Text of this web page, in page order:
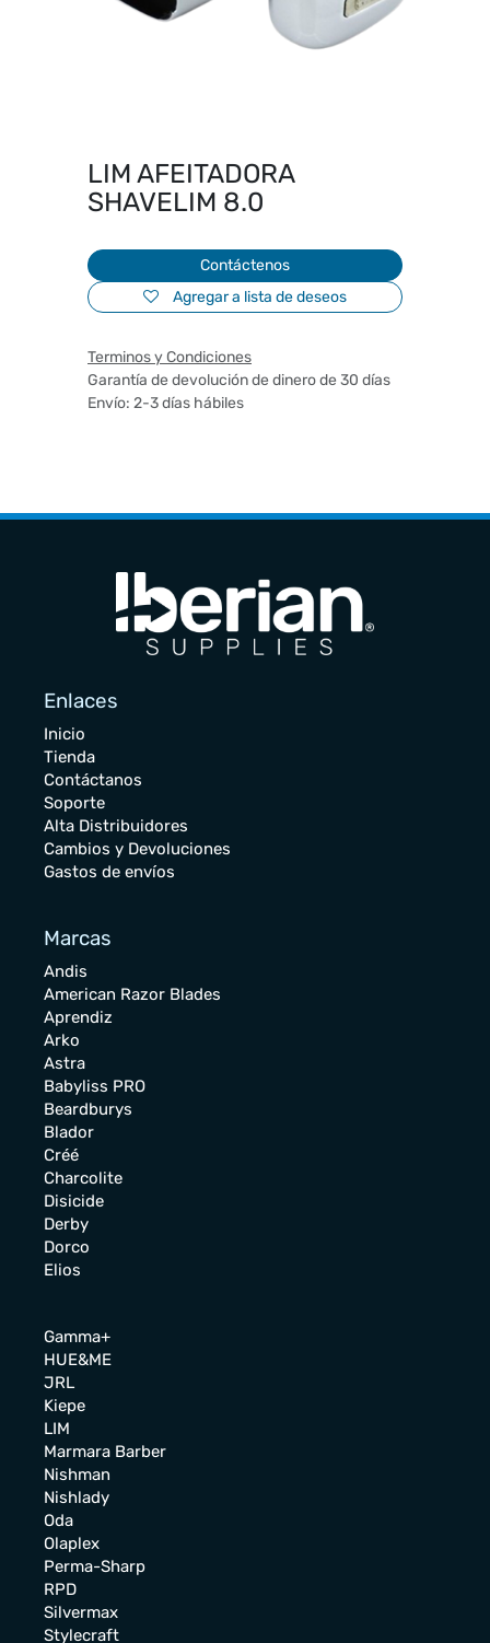
LIM AFEITADORA
SHAVELIM 8.0
Contáctenos
Agregar a lista de deseos
Terminos y Condiciones
Garantía de devolución de dinero de 30 días
Envío: 2-3 días hábiles
Enlaces
Inicio
Tienda
Contáctanos
Soporte
Alta Distribuidores
Cambios y Devoluciones
Gastos de envíos
Marcas
Andis
American Razor Blades
Aprendiz
Arko
Astra
Babyliss PRO
Beardburys
Blador
Créé
Charcolite
Disicide
Derby
Dorco
Elios
Gamma+
HUE&ME
JRL
Kiepe
LIM
Marmara Barber
Nishman
Nishlady
Oda
Olaplex
Perma-Sharp
RPD
Silvermax
Stylecraft